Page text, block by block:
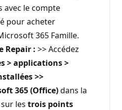
avec le compte
pour acheter
365 Famille.
Repair : >> Accédez
> applications >
>>
365 (Office)dans la
les trois points